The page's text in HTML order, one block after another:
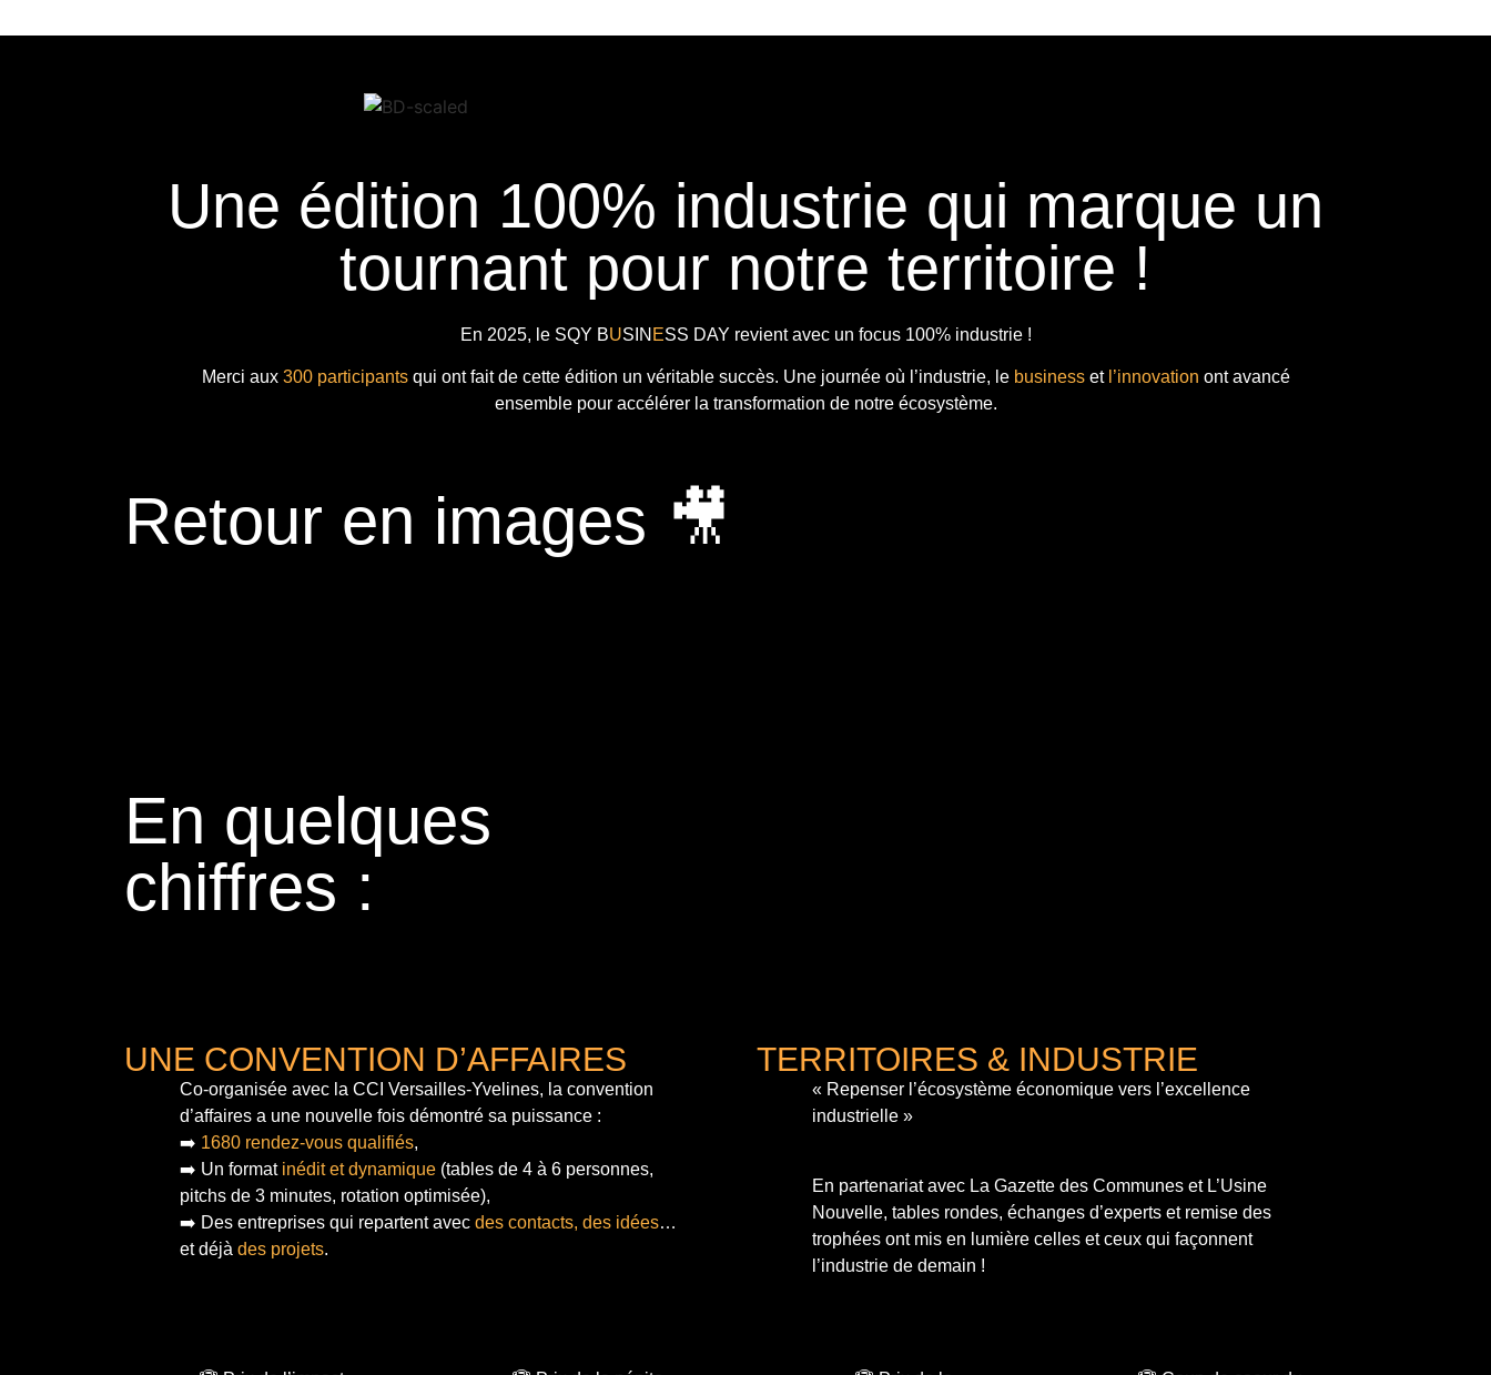
Une édition 100% industrie qui marque un
tournant pour notre territoire !
En 2025, le SQY BUSIN ESS DAY revient avec un focus 100% industrie !
Merci aux 300 participantsqui ont fait de cette édition un véritable succès. Une journée où l’industrie, le businesset l’innovation ont avancé
ensemble pour accélérer la transformation de notre écosystème.
Retour en images 🎥
En quelques
chiffres :
UNE CONVENTION D’AFFAIRES
Co-organisée avec la CCI Versailles-Yvelines, la convention
d’affaires a une nouvelle fois démontré sa puissance :
➡️ 1680 rendez-vous qualifiés,
➡️ Un format inédit et dynamique (tables de 4 à 6 personnes,
pitchs de 3 minutes, rotation optimisée),
➡️ Des entreprises qui repartent avec des contacts, des idées…
et déjà des projets.
TERRITOIRES & INDUSTRIE
« Repenser l’écosystème économique vers l’excellence
industrielle »
En partenariat avec La Gazette des Communes et L’Usine
Nouvelle, tables rondes, échanges d’experts et remise des
trophées ont mis en lumière celles et ceux qui façonnent
l’industrie de demain !